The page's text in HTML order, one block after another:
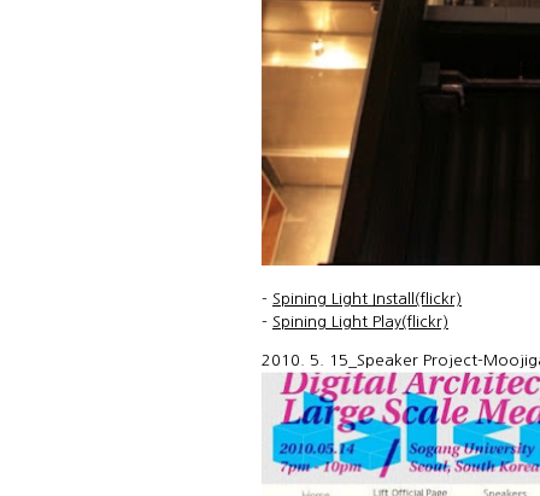
- Spining Light Install(flickr)
- Spining Light Play(flickr)
2010. 5. 15_Speaker Project-